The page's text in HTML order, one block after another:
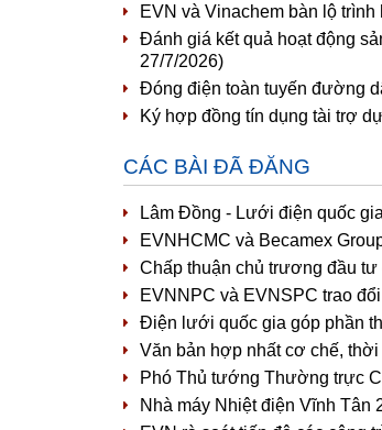
EVN và Vinachem bàn lộ
Đánh giá kết quả hoạt động
27/7/2026)
Đóng điện toàn tuyến đường
Ký hợp đồng tín dụng tài trợ
CÁC BÀI ĐÃ ĐĂNG
Lâm Đồng - Lưới điện quốc
EVNHCMC và Becamex
Chấp thuận chủ trương đầu
EVNNPC và EVNSPC trao
Điện lưới quốc gia góp phần
Văn bản hợp nhất cơ chế,
Phó Thủ tướng Thường trực
Nhà máy Nhiệt điện Vĩnh Tân